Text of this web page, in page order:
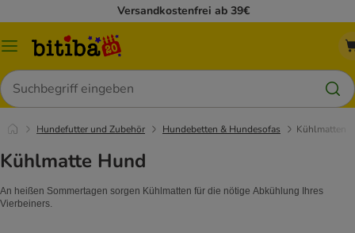
Versandkostenfrei ab 39€
Menü
Suchen
Hundefutter und Zubehör Hundebetten & Hundesofas Kühlmatten
Kühlmatte Hund
An heißen Sommertagen sorgen Kühlmatten für die nötige Abkühlung Ihres
Vierbeiners.